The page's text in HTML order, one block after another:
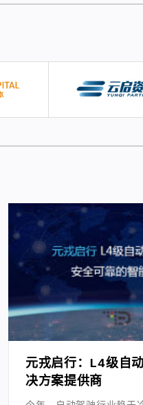
元戎启行：L4级自
决方案提供商